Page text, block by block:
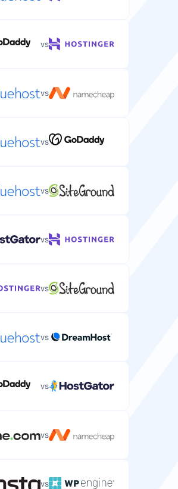
vs
vs
vs
vs
vs
vs
vs
vs
vs
vs